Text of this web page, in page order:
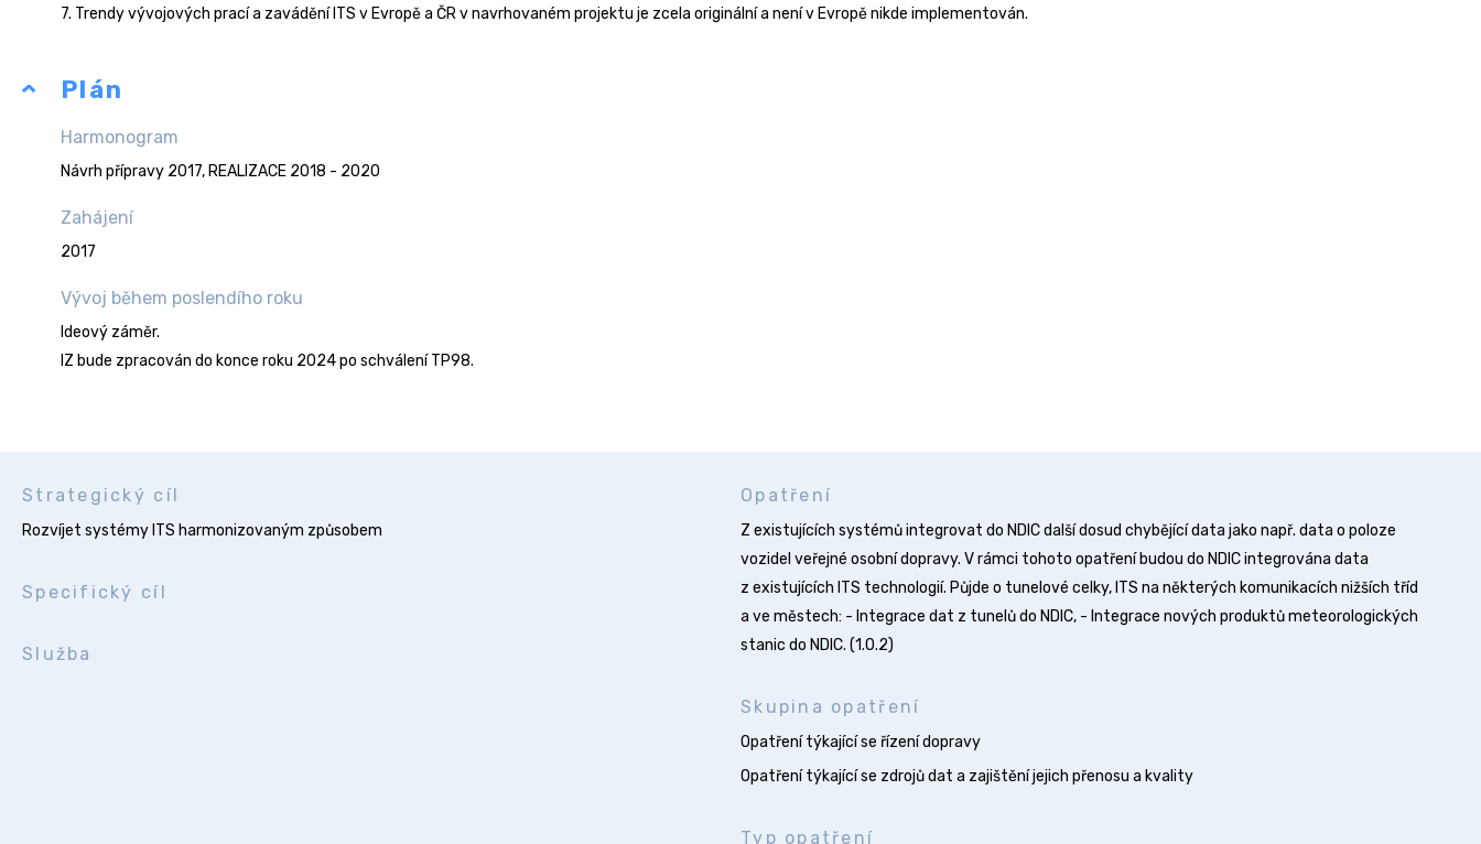
7. Trendy vývojových prací a zavádění ITS v Evropě a ČR v navrhovaném projektu je zcela originální a není v Evropě nikde implementován.
Plán
Harmonogram
Návrh přípravy 2017, REALIZACE 2018 - 2020
Zahájení
2017
Vývoj během poslendího roku
Ideový záměr.
IZ bude zpracován do konce roku 2024 po schválení TP98.
Strategický cíl
Rozvíjet systémy ITS harmonizovaným způsobem
Specifický cíl
Služba
Opatření
Z existujících systémů integrovat do NDIC další dosud chybějící data jako např. data o poloze
vozidel veřejné osobní dopravy. V rámci tohoto opatření budou do NDIC integrována data
z existujících ITS technologií. Půjde o tunelové celky, ITS na některých komunikacích nižších tříd
a ve městech: - Integrace dat z tunelů do NDIC, - Integrace nových produktů meteorologických
stanic do NDIC. (1.O.2)
Skupina opatření
Opatření týkající se řízení dopravy
Opatření týkající se zdrojů dat a zajištění jejich přenosu a kvality
Typ opatření